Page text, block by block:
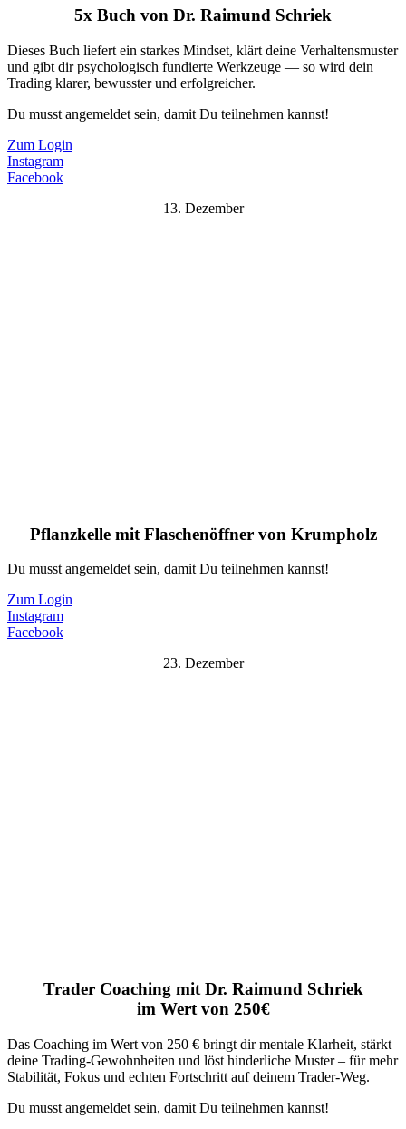
5x Buch von Dr. Raimund Schriek
Dieses Buch liefert ein starkes Mindset, klärt deine Verhaltensmuster
und gibt dir psychologisch fundierte Werkzeuge — so wird dein
Trading klarer, bewusster und erfolgreicher.
Du musst angemeldet sein, damit Du teilnehmen kannst!
Zum Login
Instagram
Facebook
13. Dezember
Pflanzkelle mit Flaschenöffner von Krumpholz
Du musst angemeldet sein, damit Du teilnehmen kannst!
Zum Login
Instagram
Facebook
23. Dezember
Trader Coaching mit Dr. Raimund Schriek
im Wert von 250€
Das Coaching im Wert von 250 € bringt dir mentale Klarheit, stärkt
deine Trading-Gewohnheiten und löst hinderliche Muster – für mehr
Stabilität, Fokus und echten Fortschritt auf deinem Trader-Weg.
Du musst angemeldet sein, damit Du teilnehmen kannst!